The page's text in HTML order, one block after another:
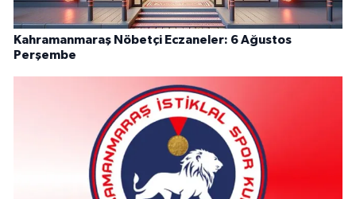
Kahramanmaraş Nöbetçi Eczaneler: 6 Ağustos
Perşembe